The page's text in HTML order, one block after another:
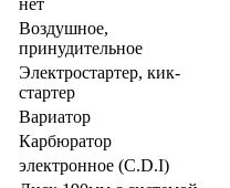
нет
Воздушное,
принудительное
Электростартер, кик-
стартер
Вариатор
Карбюратор
электронное (C.D.I)